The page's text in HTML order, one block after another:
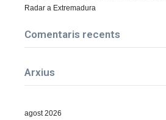
Radar a Extremadura
Comentaris recents
Arxius
agost 2026